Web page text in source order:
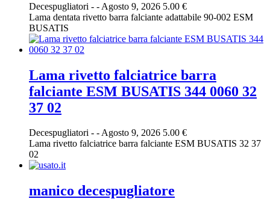
Decespugliatori - - Agosto 9, 2026 5.00 €
Lama dentata rivetto barra falciante adattabile 90-002 ESM
BUSATIS
Lama rivetto falciatrice barra
falciante ESM BUSATIS 344 0060 32
37 02
Decespugliatori - -Agosto 9, 2026 5.00 €
Lama rivetto falciatrice barra falciante ESM BUSATIS 32 37
02
manico decespugliatore